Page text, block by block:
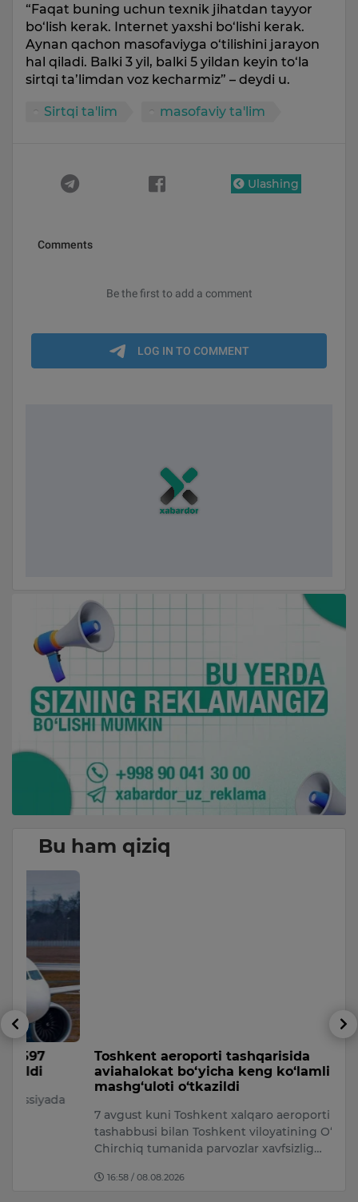
“Faqat buning uchun texnik jihatdan tayyor
bo‘lish kerak. Internet yaxshi bo‘lishi kerak.
Aynan qachon masofaviyga o‘tilishini jarayon
hal qiladi. Balki 3 yil, balki 5 yildan keyin to‘la
sirtqi ta’limdan voz kecharmiz” – deydi u.
Sirtqi ta'lim masofaviy ta'lim
Ulashing
Bu ham qiziq
Toshkent aeroporti tashqarisida
aviahalokat bo‘yicha keng ko‘lamli o‘quv
mashg‘uloti o‘tkazildi
7 avgust kuni Toshkent xalqaro aeroporti
tashabbusi bilan Toshkent viloyatining O‘rta
Chirchiq tumanida parvozlar xavfsizlig…
16:58 / 08.08.2026